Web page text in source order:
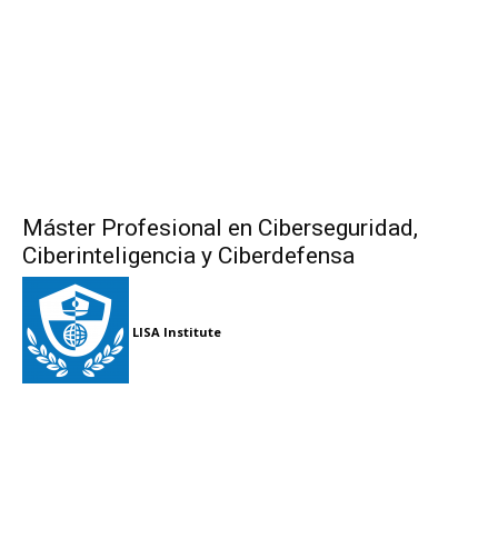
Máster Profesional en Ciberseguridad,
Ciberinteligencia y Ciberdefensa
LISA Institute